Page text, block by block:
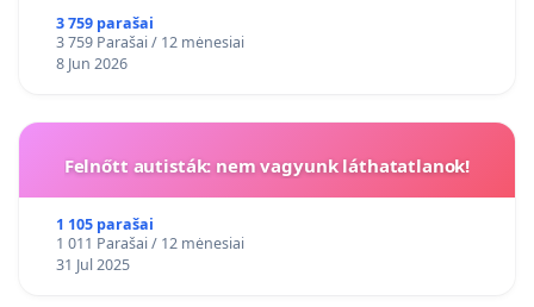
3 759 parašai
3 759 Parašai / 12 mėnesiai
8 Jun 2026
Felnőtt autisták: nem vagyunk láthatatlanok!
1 105 parašai
1 011 Parašai / 12 mėnesiai
31 Jul 2025